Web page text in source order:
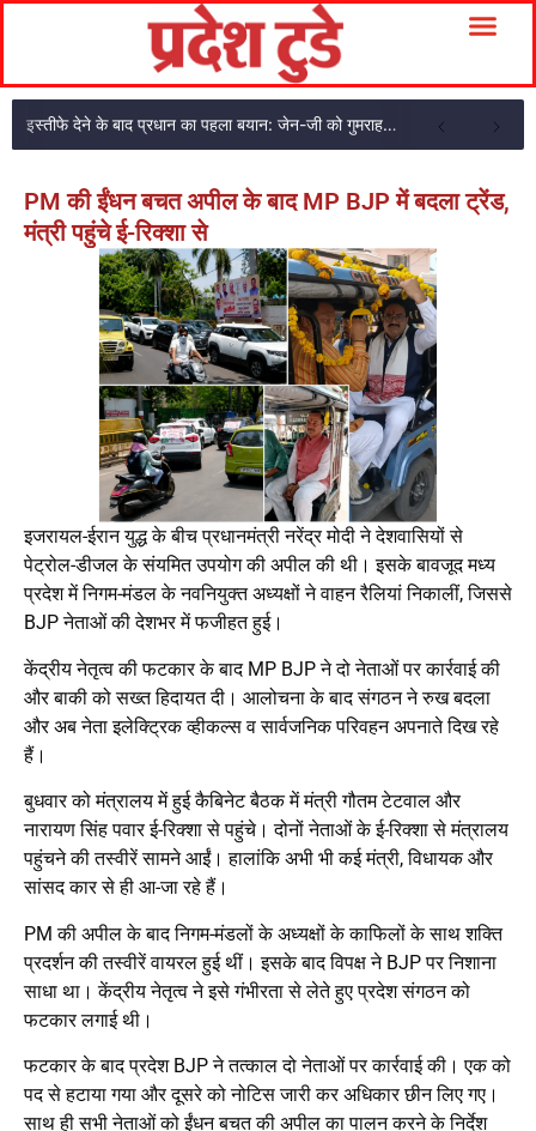
इस्तीफे देने के बाद प्रधान का पहला बयान: जेन-जी को गुमराह किया!
PM की ईंधन बचत अपील के बाद MP BJP में बदला ट्रेंड,
मंत्री पहुंचे ई-रिक्शा से
इजरायल-ईरान युद्ध के बीच प्रधानमंत्री नरेंद्र मोदी ने देशवासियों से
पेट्रोल-डीजल के संयमित उपयोग की अपील की थी। इसके बावजूद मध्य
प्रदेश में निगम-मंडल के नवनियुक्त अध्यक्षों ने वाहन रैलियां निकालीं, जिससे
BJP नेताओं की देशभर में फजीहत हुई।
केंद्रीय नेतृत्व की फटकार के बाद MP BJP ने दो नेताओं पर कार्रवाई की
और बाकी को सख्त हिदायत दी। आलोचना के बाद संगठन ने रुख बदला
और अब नेता इलेक्ट्रिक व्हीकल्स व सार्वजनिक परिवहन अपनाते दिख रहे
हैं।
बुधवार को मंत्रालय में हुई कैबिनेट बैठक में मंत्री गौतम टेटवाल और
नारायण सिंह पवार ई-रिक्शा से पहुंचे। दोनों नेताओं के ई-रिक्शा से मंत्रालय
पहुंचने की तस्वीरें सामने आईं। हालांकि अभी भी कई मंत्री, विधायक और
सांसद कार से ही आ-जा रहे हैं।
PM की अपील के बाद निगम-मंडलों के अध्यक्षों के काफिलों के साथ शक्ति
प्रदर्शन की तस्वीरें वायरल हुई थीं। इसके बाद विपक्ष ने BJP पर निशाना
साधा था। केंद्रीय नेतृत्व ने इसे गंभीरता से लेते हुए प्रदेश संगठन को
फटकार लगाई थी।
फटकार के बाद प्रदेश BJP ने तत्काल दो नेताओं पर कार्रवाई की। एक को
पद से हटाया गया और दूसरे को नोटिस जारी कर अधिकार छीन लिए गए।
साथ ही सभी नेताओं को ईंधन बचत की अपील का पालन करने के निर्देश